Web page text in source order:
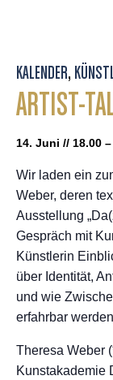
KALENDER,
ARTIST-
14. Juni // 18.00
Wir laden ein
Weber, deren
Ausstellung
Gespräch mit
Künstlerin
über Identität,
und wie
erfahrbar
Theresa Weber
Kunstakademie